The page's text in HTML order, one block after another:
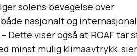
solens bevegelse over
nasjonalt og
Dette viser også at ROAF tar
minst mulig klimaavtrykk, sier